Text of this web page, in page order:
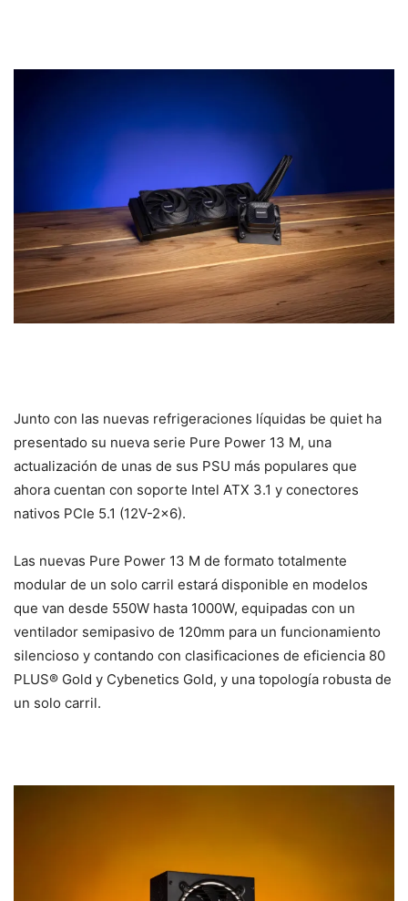
Junto con las nuevas refrigeraciones líquidas be quiet ha
presentado su nueva serie Pure Power 13 M, una
actualización de unas de sus PSU más populares que
ahora cuentan con soporte Intel ATX 3.1 y conectores
nativos PCIe 5.1 (12V-2×6).
Las nuevas Pure Power 13 M de formato totalmente
modular de un solo carril estará disponible en modelos
que van desde 550W hasta 1000W, equipadas con un
ventilador semipasivo de 120mm para un funcionamiento
silencioso y contando con clasificaciones de eficiencia 80
PLUS® Gold y Cybenetics Gold, y una topología robusta de
un solo carril.